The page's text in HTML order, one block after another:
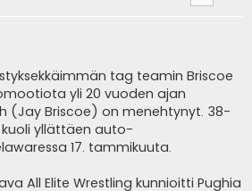
tag teamin Briscoe
yli 20 vuoden ajan
(Jay Briscoe) on menehtynyt. 38-
yllättäen auto-
17. tammikuuta.
All Elite Wrestling kunnioitti Pughia